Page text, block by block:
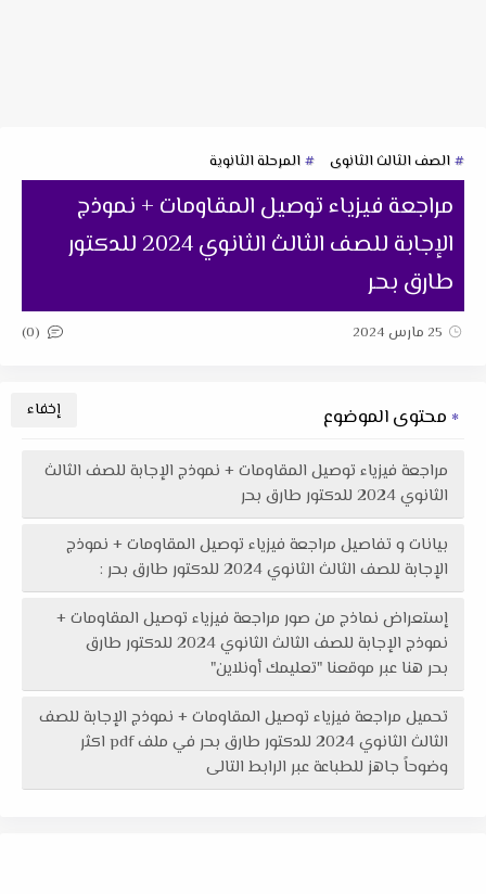
الصف الثالث الثانوى المرحلة الثانوية
مراجعة فيزياء توصيل المقاومات + نموذج
الإجابة للصف الثالث الثانوي 2024 للدكتور
طارق بحر
25 مارس 2024 (0)
محتوى الموضوع
مراجعة فيزياء توصيل المقاومات + نموذج الإجابة للصف الثالث
الثانوي 2024 للدكتور طارق بحر
بيانات و تفاصيل مراجعة فيزياء توصيل المقاومات + نموذج
الإجابة للصف الثالث الثانوي 2024 للدكتور طارق بحر :
إستعراض نماذج من صور مراجعة فيزياء توصيل المقاومات +
نموذج الإجابة للصف الثالث الثانوي 2024 للدكتور طارق
بحر هنا عبر موقعنا "تعليمك أونلاين"
تحميل مراجعة فيزياء توصيل المقاومات + نموذج الإجابة للصف
الثالث الثانوي 2024 للدكتور طارق بحر في ملف pdf اكثر
وضوحاً جاهز للطباعة عبر الرابط التالى